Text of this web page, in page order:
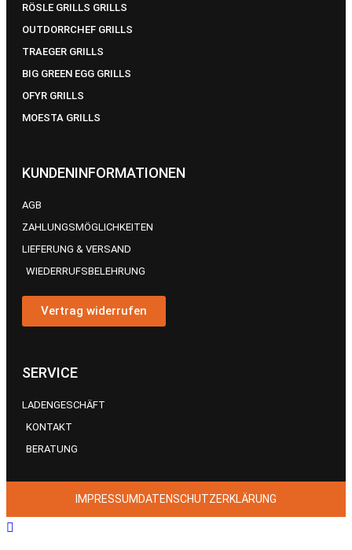
RÖSLE GRILLS GRILLS
OUTDORRCHEF GRILLS
TRAEGER GRILLS
BIG GREEN EGG GRILLS
OFYR GRILLS
MOESTA GRILLS
KUNDENINFORMATIONEN
AGB
ZAHLUNGSMÖGLICHKEITEN
LIEFERUNG & VERSAND
WIEDERRUFSBELEHRUNG
Vertrag widerrufen
SERVICE
LADENGESCHÄFT
KONTAKT
BERATUNG
IMPRESSUMDATENSCHUTZERKLÄRUNG